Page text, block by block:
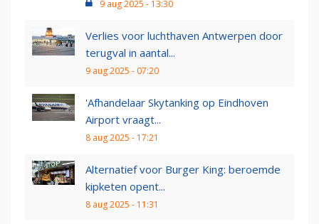
9 aug 2025 - 13:30
Verlies voor luchthaven Antwerpen door
terugval in aantal...
9 aug 2025 - 07:20
'Afhandelaar Skytanking op Eindhoven
Airport vraagt...
8 aug 2025 - 17:21
Alternatief voor Burger King: beroemde
kipketen opent...
8 aug 2025 - 11:31